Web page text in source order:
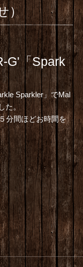
）
G'「Spark
Sparkler」でMal
た。
分間ほどお時間を